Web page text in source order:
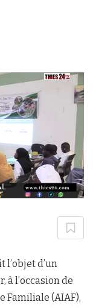
l’objet d’un
l’occasion de
Familiale (AIAF),